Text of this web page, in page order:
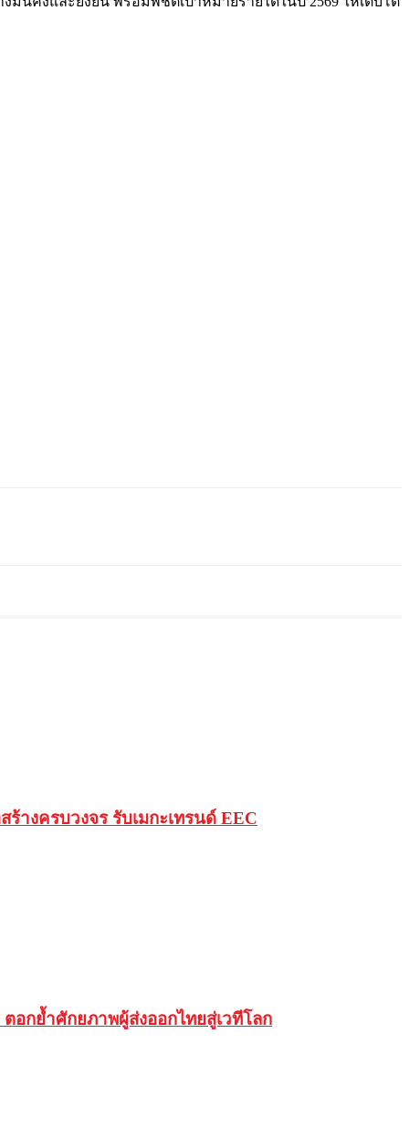
างครบวงจร รับเมกะเทรนด์ EEC
ตอกย้ำศักยภาพผู้ส่งออกไทยสู่เวทีโลก